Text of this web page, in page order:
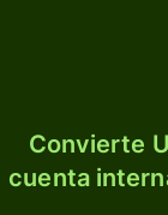
Convierte
cuenta